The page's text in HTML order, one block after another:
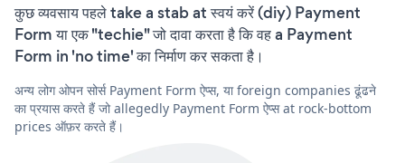
कुछ व्यवसाय पहले take a stab at स्वयं करें (diy) Payment
Form या एक "techie" जो दावा करता है कि वह a Payment
Form in 'no time' का निर्माण कर सकता है।
अन्य लोग ओपन सोर्स Payment Form ऐप्स, या foreign companies ढूंढने
का प्रयास करते हैं जो allegedly Payment Form ऐप्स at rock-bottom
prices ऑफ़र करते हैं।